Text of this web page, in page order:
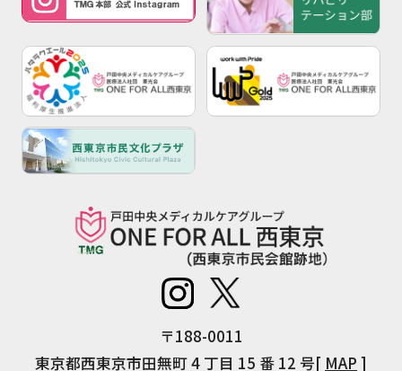
〒188-0011
東京都西東京市田無町 4 丁目 15 番 12 号[ MAP ]